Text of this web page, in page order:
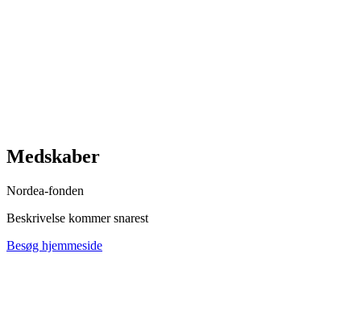
Medskaber
Nordea-fonden
Beskrivelse kommer snarest
Besøg hjemmeside